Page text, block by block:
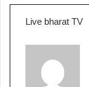
Live bharat TV